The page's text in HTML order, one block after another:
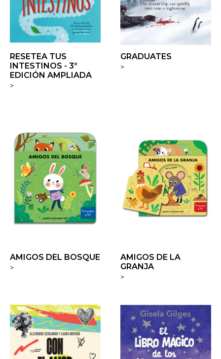
RESETEA TUS
INTESTINOS - 3º
EDICIÓN AMPLIADA
>
GRADUATES
>
AMIGOS DEL BOSQUE
>
AMIGOS DE LA
GRANJA
>